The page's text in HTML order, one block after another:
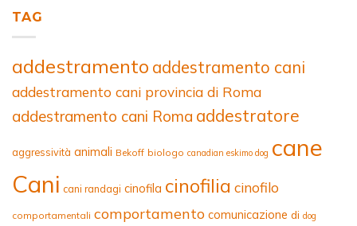
TAG
addestramento addestramento cani
addestramento cani provincia di Roma
addestramento cani Roma addestratore
aggressività animali Bekoff biologo canadian eskimo dog cane
Cani cani randagi cinofila cinofilia cinofilo
comportamentali comportamento comunicazione di dog